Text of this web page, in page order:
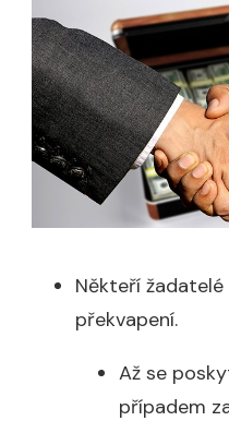
Někteří
překvapení.
Až se
případem